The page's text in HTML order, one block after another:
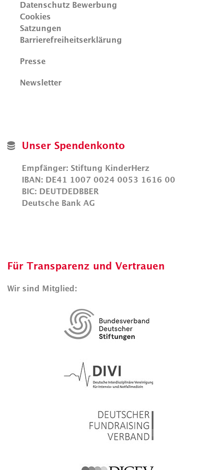
Datenschutz Bewerbung
Cookies
Satzungen
Barrierefreiheitserklärung
Presse
Newsletter
Unser Spendenkonto
Empfänger: Stiftung KinderHerz
IBAN: DE41 1007 0024 0053 1616 00
BIC: DEUTDEDBBER
Deutsche Bank AG
Für Transparenz und Vertrauen
Wir sind Mitglied: